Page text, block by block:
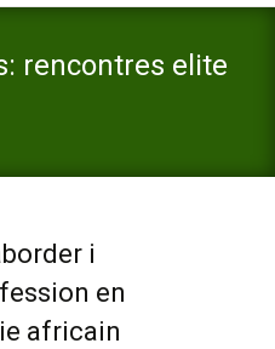
rencontres elite
i
en
africain